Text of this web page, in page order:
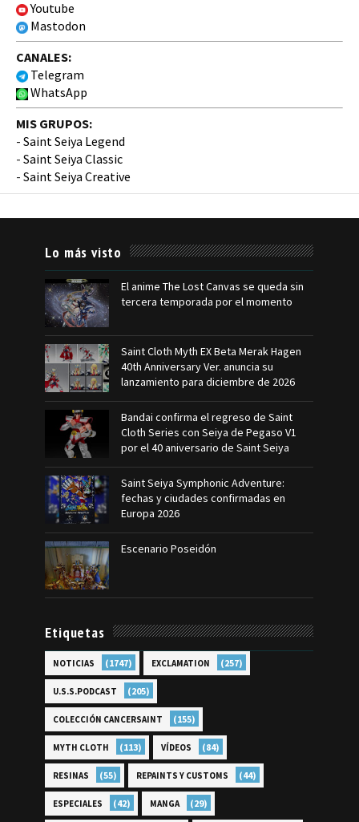
Youtube
Mastodon
CANALES:
Telegram
WhatsApp
MIS GRUPOS:
- Saint Seiya Legend
- Saint Seiya Classic
- Saint Seiya Creative
Lo más visto
El anime The Lost Canvas se queda sin
tercera temporada por el momento
Saint Cloth Myth EX Beta Merak Hagen
40th Anniversary Ver. anuncia su
lanzamiento para diciembre de 2026
Bandai confirma el regreso de Saint
Cloth Series con Seiya de Pegaso V1
por el 40 aniversario de Saint Seiya
Saint Seiya Symphonic Adventure:
fechas y ciudades confirmadas en
Europa 2026
Escenario Poseidón
Etiquetas
NOTICIAS (1747) EXCLAMATION (257)
U.S.S.PODCAST (205)
COLECCIÓN CANCERSAINT (155)
MYTH CLOTH (113) VÍDEOS (84)
RESINAS (55) REPAINTS Y CUSTOMS (44)
ESPECIALES (42) MANGA (29)